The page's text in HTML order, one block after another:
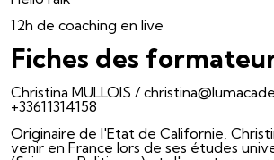
12h de coaching en live
Fiches des
Christina MULLOIS /
+33611314158‬
Originaire de l'Etat de Californie,
venir en France lors de ses études